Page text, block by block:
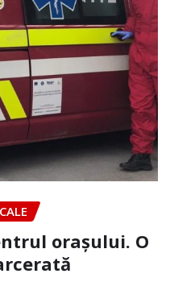
orașului. O